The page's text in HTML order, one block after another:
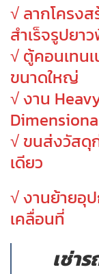
√ ลากโครง
สำเร็จรูปยา
√ตู้คอนเทน
ขนาดใหญ่
√งาน
√ ขนส่งวัสดุ
เดียว
√ งานย้ายอุ
เคลื่อนที่
เช่า